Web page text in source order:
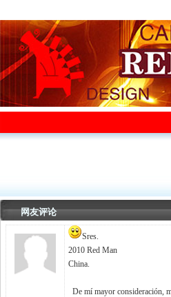
网友评论
Sres.
2010 Red Man
China.
De mí mayor consideración,